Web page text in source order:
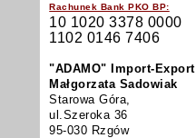
Rachunek Bank PKO BP:
10 1020 3378 0000
1102 0146 7406
"ADAMO" Import-Export
Małgorzata Sadowiak
Starowa Góra,
ul.Szeroka 36
95-030 Rzgów